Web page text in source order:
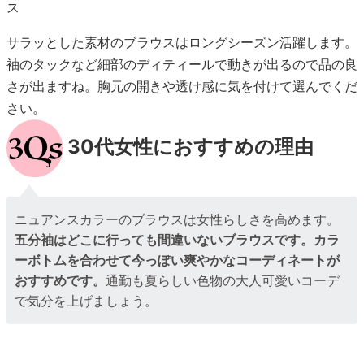
ス
サラッとした素材のブラウスはロングシーズン活躍します。
袖のタックなど細部のディティールで動きが出るので品の良
さが出ますね。胸元の開きや透け感に気を付けて選んでくだ
さい。
30代女性におすすめの理由
ニュアンスカラーのブラウスは女性らしさを高めます。
五分袖はどこに行っても間違いないブラウスです。カラ
ーボトムを合わせて今っぽい爽やかなコーディネートが
おすすめです。通勤も夏らしい色物の大人可愛いコーデ
で気分を上げましょう。